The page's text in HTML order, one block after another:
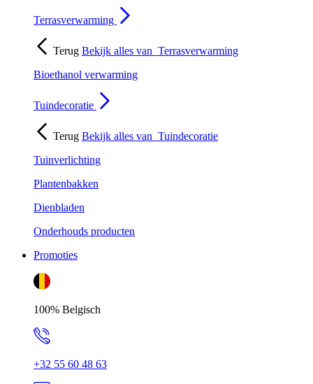
Terrasverwarming
Terug Bekijk alles van Terrasverwarming
Bioethanol verwarming
Tuindecoratie
Terug Bekijk alles van Tuindecoratie
Tuinverlichting
Plantenbakken
Dienbladen
Onderhouds producten
Promoties
100% Belgisch
+32 55 60 48 63